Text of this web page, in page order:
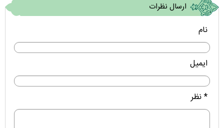
ارسال نظرات
نام
ایمیل
* نظر